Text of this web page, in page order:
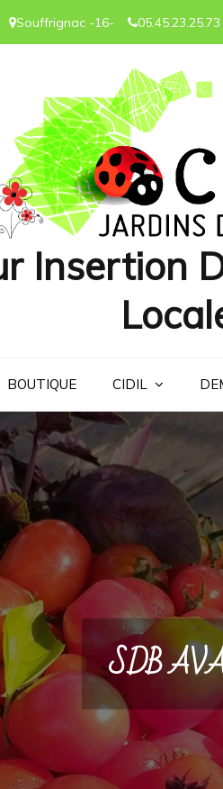
Souffrignac -16- 05.45.23.25.73
Insertion
BOUTIQUE CIDIL
SDB